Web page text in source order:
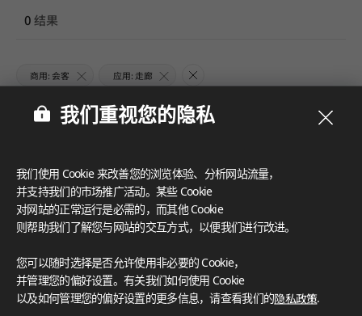
0结果
商用: 会客 应用: 走廊
未找到结果
我们重视您的隐私
我们使用 Cookie 来改善您的浏览体验、分析网站流量，
并支持我们的市场推广活动。某些 Cookie
对网站的正常运行是必需的，而其他 Cookie
则帮助我们了解您与网站的交互方式，以便我们进行改进。
您可以随时选择是否允许使用非必要的 Cookie，
并管理您的偏好设置。有关我们如何使用 Cookie
以及如何管理您的偏好设置的更多信息，请查看我们的隐私政策.